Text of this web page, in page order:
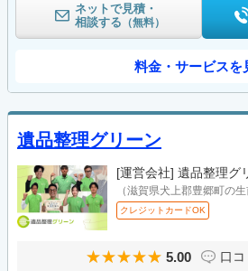
ネットで見積・
相談する （無料）
料金・サービスを
遺品整理グリーン
[運営会社] 遺品整理グ
（滋賀県犬上郡豊郷町の生
クレジットカードOK
5.00 口コ